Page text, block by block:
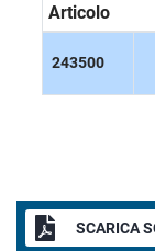
Articolo
243500
SCARICA